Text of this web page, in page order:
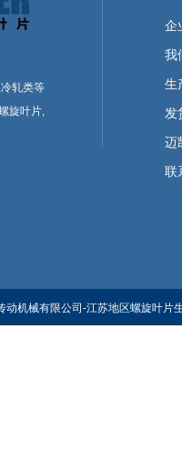
轧类等
旋叶片,
企
我
生
发
迈
联
机械有限公司-江苏地区螺旋叶片